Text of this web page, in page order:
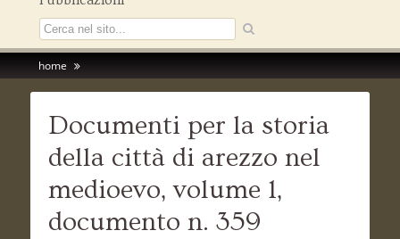
home
Documenti per la storia
della città di arezzo nel
medioevo, volume 1,
documento n. 359